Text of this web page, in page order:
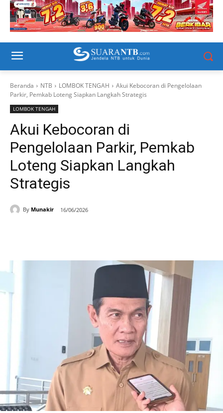
Beranda NTB LOMBOK TENGAH
Akui Kebocoran di Pengelolaan
Parkir, Pemkab Loteng Siapkan Langkah Strategis
LOMBOK TENGAH
Akui Kebocoran di
Pengelolaan Parkir, Pemkab
Loteng Siapkan Langkah
Strategis
By Munakir 16/06/2026